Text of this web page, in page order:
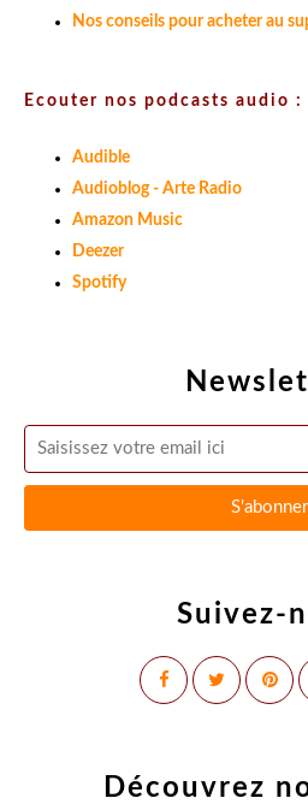
Suivez-
Nos conseils pour acheter au
Ecouter nos podcasts audio :
Audible
Audioblog - Arte Radio
Amazon Music
Deezer
Spotify
Découvrez